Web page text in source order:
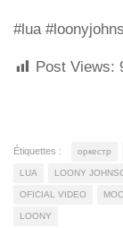
#lua
Post Views:
Étiquettes : оркестр
LUA LOONY
OFICIAL VIDEO
LOONY